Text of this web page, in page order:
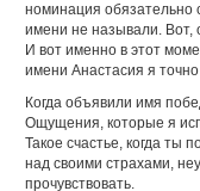
номинация
имени не называли. Вот,
И вот именно в этот
имени Анастасия я
Когда объявили имя
Ощущения, которые я
Такое счастье, когда ты
над своими страхами,
прочувствовать.